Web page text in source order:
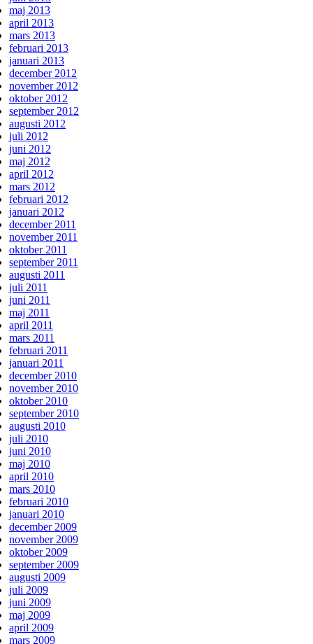
maj 2013
april 2013
mars 2013
februari 2013
januari 2013
december 2012
november 2012
oktober 2012
september 2012
augusti 2012
juli 2012
juni 2012
maj 2012
april 2012
mars 2012
februari 2012
januari 2012
december 2011
november 2011
oktober 2011
september 2011
augusti 2011
juli 2011
juni 2011
maj 2011
april 2011
mars 2011
februari 2011
januari 2011
december 2010
november 2010
oktober 2010
september 2010
augusti 2010
juli 2010
juni 2010
maj 2010
april 2010
mars 2010
februari 2010
januari 2010
december 2009
november 2009
oktober 2009
september 2009
augusti 2009
juli 2009
juni 2009
maj 2009
april 2009
mars 2009